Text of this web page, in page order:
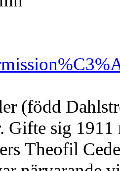
(född
Gifte sig
Theofil